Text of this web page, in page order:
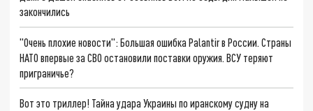
закончились
"Очень плохие новости": Большая ошибка Palantir в России. Страны
НАТО впервые за СВО остановили поставки оружия. ВСУ теряют
приграничье?
Вот это триллер! Тайна удара Украины по иранскому судну на